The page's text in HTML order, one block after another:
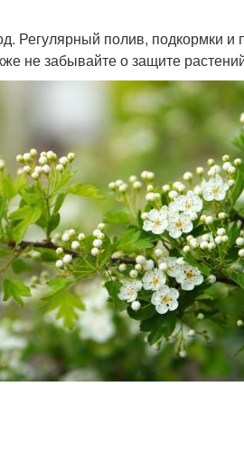
Регулярный полив, подкормки и
не забывайте о защите